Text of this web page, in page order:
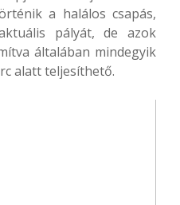
a halálos csapás,
pályát, de azok
általában mindegyik
alatt teljesíthető.